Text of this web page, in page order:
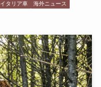
イタリア車
海外ニュース